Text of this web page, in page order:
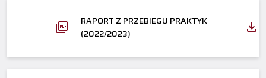
RAPORT Z PRZEBIEGU PRAKTYK
(2022/2023)